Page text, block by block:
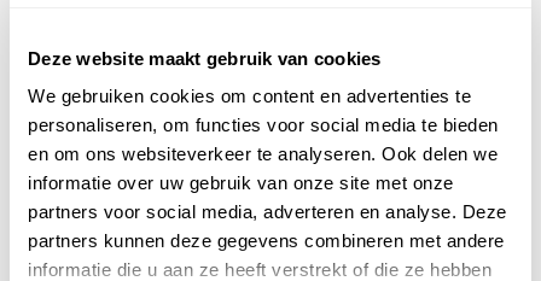
Deze website maakt gebruik van cookies
We gebruiken cookies om content en advertenties te
personaliseren, om functies voor social media te bieden
en om ons websiteverkeer te analyseren. Ook delen we
informatie over uw gebruik van onze site met onze
partners voor social media, adverteren en analyse. Deze
partners kunnen deze gegevens combineren met andere
informatie die u aan ze heeft verstrekt of die ze hebben
Officieel distributeur met Mobil Smeermiddelen
voor alle sectoren
Welke olie heb ik nodig
Alle producten bekijken